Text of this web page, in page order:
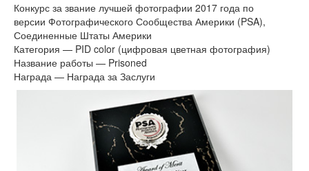
Конкурс за звание лучшей фотографии 2017 года по
версии Фотографического Сообщества Америки (PSA),
Соединенные Штаты Америки
Категория — PID color (цифровая цветная фотография)
Название работы — Prisoned
Награда — Награда за Заслуги